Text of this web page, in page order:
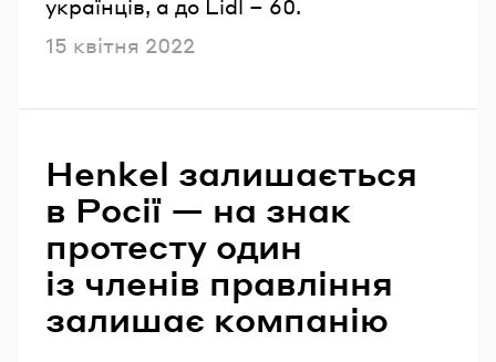
українців, а до Lidl – 60.
Опубліковано
15 квітня 2022
Henkel залишається
в Росії — на знак
протесту один
із членів правління
залишає компанію